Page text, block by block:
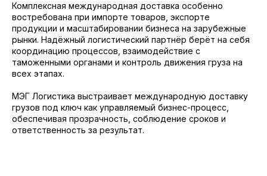
Комплексная международная доставка особенно
востребована при импорте товаров, экспорте
продукции и масштабировании бизнеса на зарубежные
рынки. Надёжный логистический партнёр берёт на себя
координацию процессов, взаимодействие с
таможенными органами и контроль движения груза на
всех этапах.
МЭГ Логистика выстраивает международную доставку
грузов под ключ как управляемый бизнес-процесс,
обеспечивая прозрачность, соблюдение сроков и
ответственность за результат.